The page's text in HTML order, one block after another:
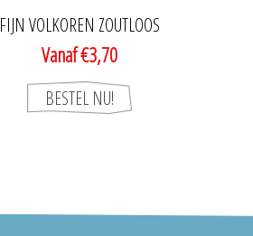
FIJN VOLKOREN ZOUTLOOS
Vanaf €3,70